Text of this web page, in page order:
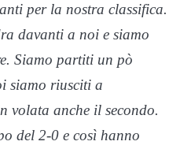
per la nostra classifica.
davanti a noi e siamo
Siamo partiti un pò
siamo riusciti a
volata anche il secondo.
del 2-0 e così hanno